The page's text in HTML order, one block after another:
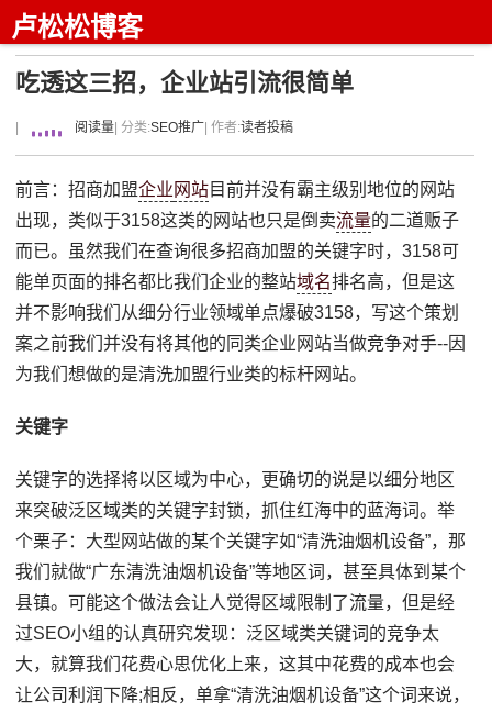
卢松松博客
吃透这三招，企业站引流很简单
阅读量 | 分类:SEO推广 | 作者:读者投稿
前言：招商加盟企业 网站目前并没有霸主级别地位的网站
出现，类似于3158这类的网站也只是倒卖流量的二道贩子
而已。虽然我们在查询很多招商加盟的关键字时，3158可
能单页面的排名都比我们企业的整站域名排名高，但是这
并不影响我们从细分行业领域单点爆破3158，写这个策划
案之前我们并没有将其他的同类企业网站当做竞争对手--因
为我们想做的是清洗加盟行业类的标杆网站。
关键字
关键字的选择将以区域为中心，更确切的说是以细分地区
来突破泛区域类的关键字封锁，抓住红海中的蓝海词。举
个栗子：大型网站做的某个关键字如“清洗油烟机设备”，那
我们就做“广东清洗油烟机设备”等地区词，甚至具体到某个
县镇。可能这个做法会让人觉得区域限制了流量，但是经
过SEO小组的认真研究发现：泛区域类关键词的竞争太
大，就算我们花费心思优化上来，这其中花费的成本也会
让公司利润下降;相反，单拿“清洗油烟机设备”这个词来说，